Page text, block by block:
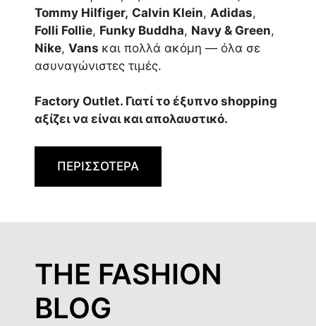
Tommy Hilfiger, Calvin Klein, Adidas,
Folli Follie, Funky Buddha, Navy & Green,
Nike, Vans και πολλά ακόμη — όλα σε
ασυναγώνιστες τιμές.
Factory Outlet. Γιατί το έξυπνο shopping
αξίζει να είναι και απολαυστικό.
ΠΕΡΙΣΣΟΤΕΡΑ
THE FASHION
BLOG